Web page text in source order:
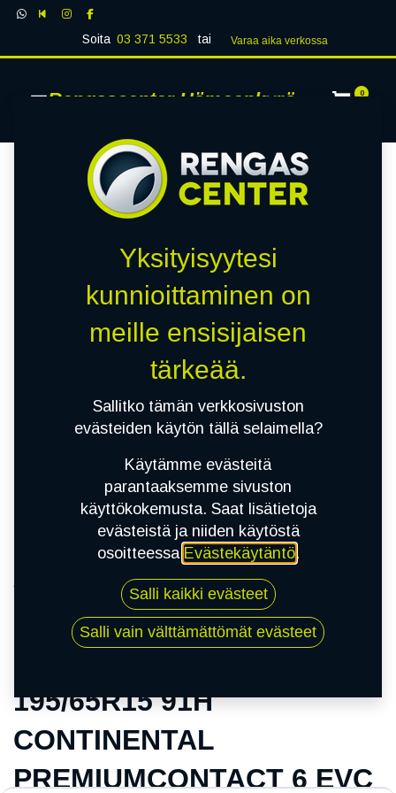
Soita 03 371 5533 tai Varaa aika verk​​​​ossa
Rengascenter Hämeenkyrö 0
195/65R15 91H CONTINENTAL
PREMIUMCONTACT 6 EVC
195/65R15 91H
CONTINENTAL
PREMIUMCONTACT 6 EVC
Yksityisyytesi
kunnioittaminen on
meille ensisijaisen
tärkeää.
Sallitko tämän verkkosivuston
evästeiden käytön tällä selaimella?
Käytämme evästeitä
parantaaksemme sivuston
käyttökokemusta. Saat lisätietoja
evästeistä ja niiden käytöstä
osoitteessa Evästekäytäntö.
Salli kaikki evästeet
Salli vain välttämättömät evästeet